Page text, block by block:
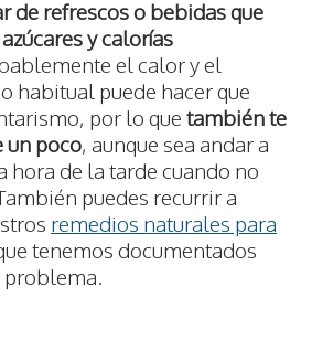
de refrescos o bebidas que
y calorías
el calor y el
habitual puede hacer que
por lo que también te
un poco, aunque sea andar a
hora de la tarde cuando no
puedes recurrir a
remedios naturales para
tenemos documentados
problema.